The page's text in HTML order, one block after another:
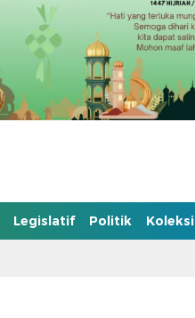
Legislatif Politik Koleksi